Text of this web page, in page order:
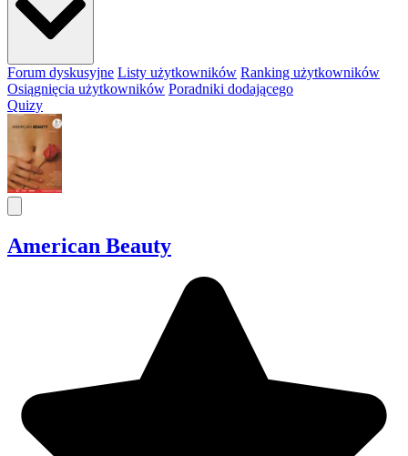
Forum dyskusyjne Listy użytkowników Ranking użytkowników
Osiągnięcia użytkowników Poradniki dodającego
Quizy
American Beauty